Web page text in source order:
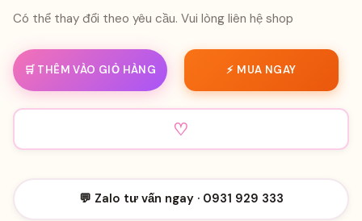
Có thể thay đổi theo yêu cầu. Vui lòng liên hệ shop
🛒 THÊM VÀO GIỎ HÀNG ⚡ MUA NGAY
♡
💬 Zalo tư vấn ngay · 0931 929 333